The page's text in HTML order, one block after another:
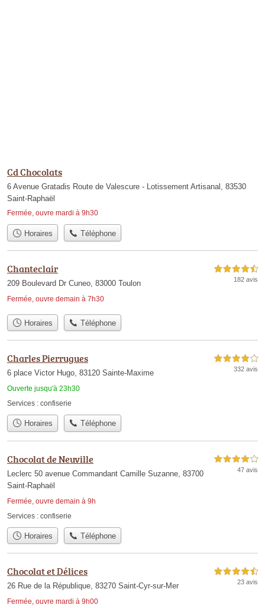
Cd Chocolats
6 Avenue Gratadis Route de Valescure - Lotissement Artisanal, 83530
Saint-Raphaël
Fermée, ouvre mardi à 9h30
Horaires Téléphone
Chanteclair
209 Boulevard Dr Cuneo, 83000 Toulon
Fermée, ouvre demain à 7h30
4,5 étoiles sur 5
182 avis
Horaires Téléphone
Charles Pierrugues
6 place Victor Hugo, 83120 Sainte-Maxime
Ouverte jusqu'à 23h30
4,0 étoiles sur 5
332 avis
Services : confiserie
Horaires Téléphone
Chocolat de Neuville
Leclerc 50 avenue Commandant Camille Suzanne, 83700
Saint-Raphaël
Fermée, ouvre demain à 9h
4,0 étoiles sur 5
47 avis
Services : confiserie
Horaires Téléphone
Chocolat et Délices
26 Rue de la République, 83270 Saint-Cyr-sur-Mer
Fermée, ouvre mardi à 9h00
4,5 étoiles sur 5
23 avis